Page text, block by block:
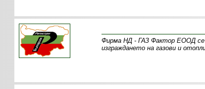
Фирма НД - ГАЗ Фактор ЕООД се
изграждането на газови и